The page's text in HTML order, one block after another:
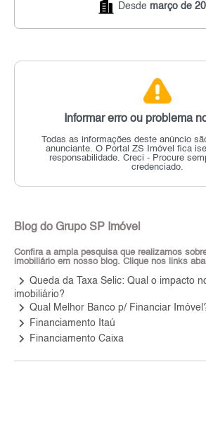
Desde março de
Informar erro ou problema
Todas as informações deste anúncio
anunciante. O Portal ZS Imóvel fica
responsabilidade. Creci - Procure
credenciado.
Blog do Grupo SP Imóvel
Confira a ampla pesquisa que realizamos
imobiliário em nosso blog. Clique nos links
keyboard_arrow_right Queda da Taxa Selic: Qual o impacto
imobiliário?
keyboard_arrow_right Qual Melhor Banco p/ Financiar
keyboard_arrow_right Financiamento Itaú
keyboard_arrow_right Financiamento Caixa